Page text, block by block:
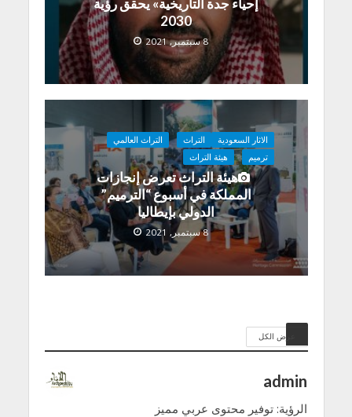
2030
8 سبتمبر, 2021
الاثار السعودية التراث
التراث العالمي
ترميم
هيئة التراث
هيئة التراث تعرض إنجازات
المملكة في أسبوع “الترميم”
الدولي بإيطاليا
8 سبتمبر, 2021
عرض الكل
admin
الرؤية: توفير محتوى عربي مميز